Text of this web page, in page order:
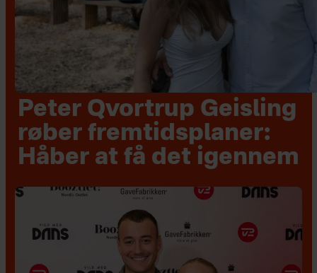
Peter Qvortrup Geisling
røber fremtidsplaner:
Håber at få det igennem